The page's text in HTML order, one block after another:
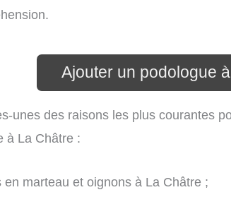
Ajouter un podologue
unes des raisons les plus courantes
à La Châtre :
en marteau et oignons à La Châtre ;